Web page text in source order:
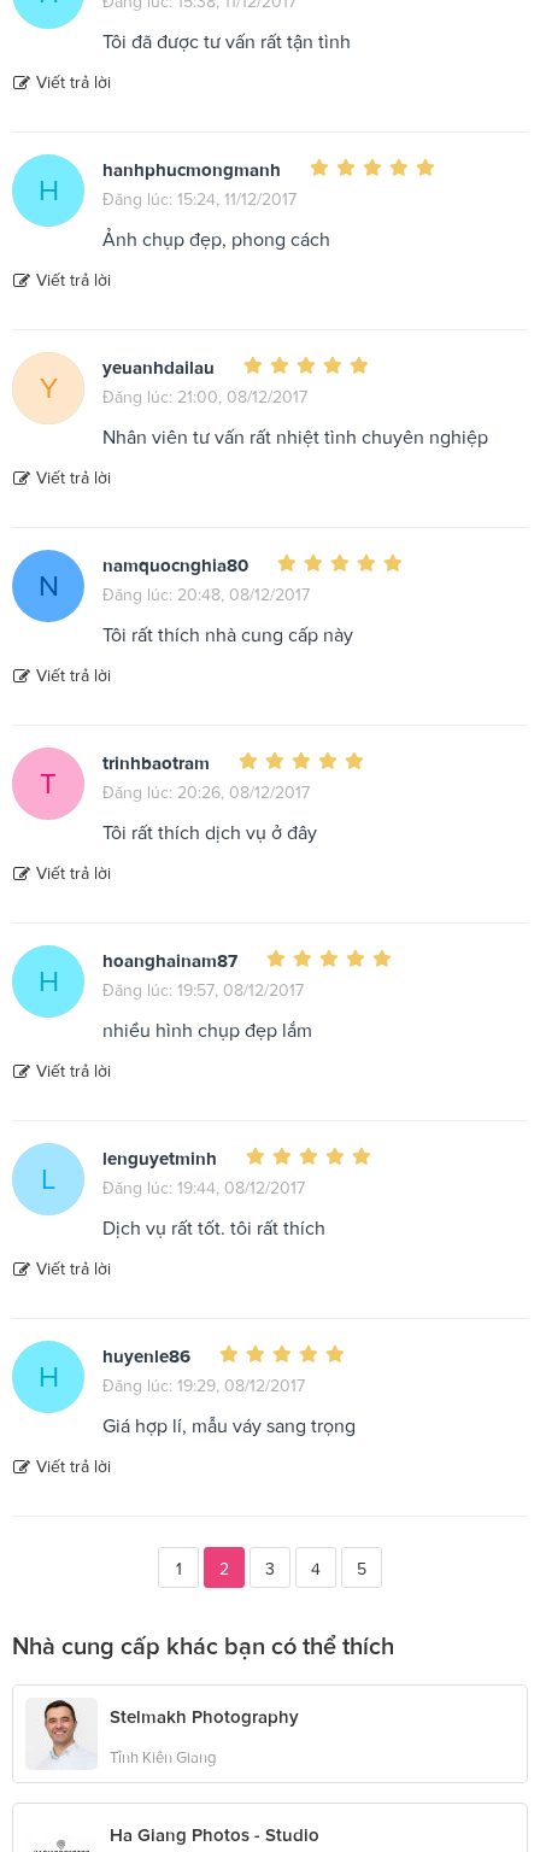
Tôi đã được tư vấn rất tận tình
Viết trả lời
H
hanhphucmongmanh
Đăng lúc: 15:24, 11/12/2017
Ảnh chụp đẹp, phong cách
Viết trả lời
Y
yeuanhdailau
Đăng lúc: 21:00, 08/12/2017
Nhân viên tư vấn rất nhiệt tình chuyên nghiệp
Viết trả lời
N
namquocnghia80
Đăng lúc: 20:48, 08/12/2017
Tôi rất thích nhà cung cấp này
Viết trả lời
T
trinhbaotram
Đăng lúc: 20:26, 08/12/2017
Tôi rất thích dịch vụ ở đây
Viết trả lời
H
hoanghainam87
Đăng lúc: 19:57, 08/12/2017
nhiều hình chụp đẹp lắm
Viết trả lời
L
lenguyetminh
Đăng lúc: 19:44, 08/12/2017
Dịch vụ rất tốt. tôi rất thích
Viết trả lời
H
huyenle86
Đăng lúc: 19:29, 08/12/2017
Giá hợp lí, mẫu váy sang trọng
Viết trả lời
1 2 3 4 5
Nhà cung cấp khác bạn có thể thích
Stelmakh Photography
Tỉnh Kiên Giang
Ha Giang Photos - Studio